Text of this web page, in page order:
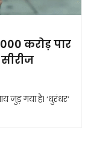
करोड़ पार
जुड़ गया है। ‘धुरंधर’